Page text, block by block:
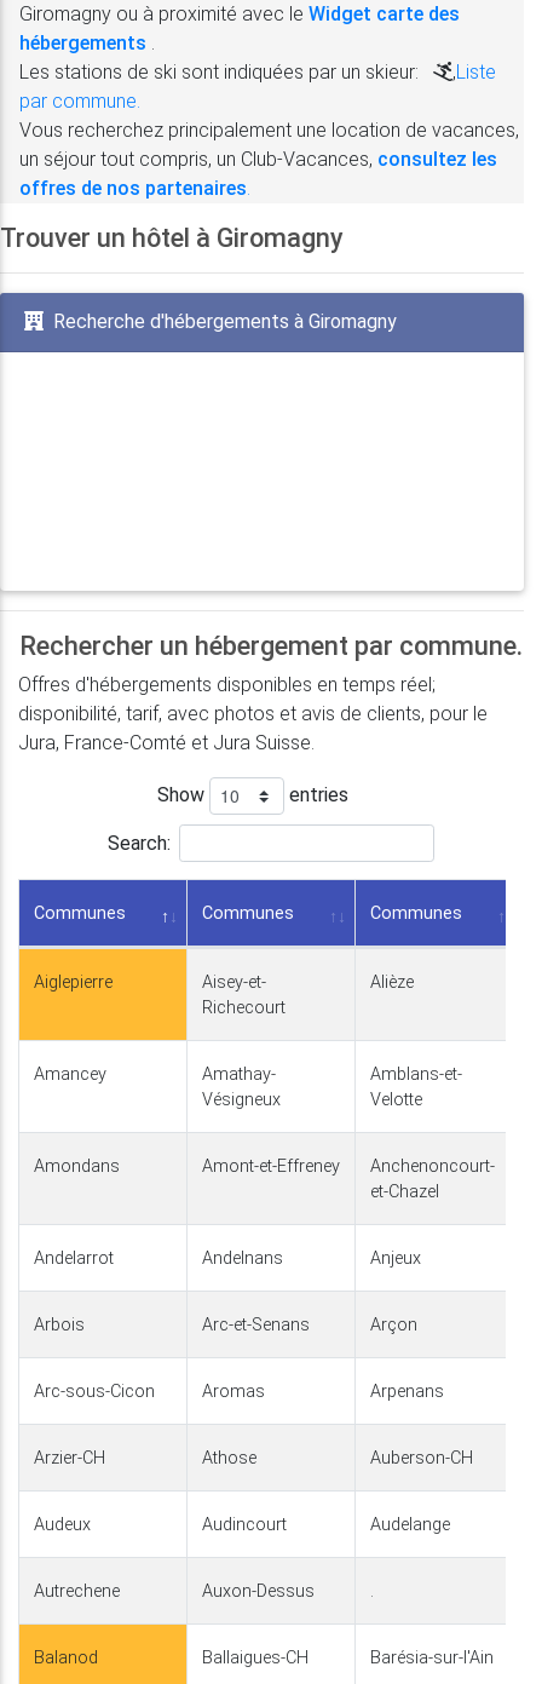
Giromagny ou à proximité avec le Widget carte des
hébergements
Les stations de ski sont indiquées par un skieur:
,Liste
par commune.
Vous recherchez principalement une location de vacances,
un séjour tout compris, un Club-Vacances, consultez les
offres de nos partenaires
Trouver un hôtel à Giromagny
Recherche d'hébergements à Giromagny
Rechercher un hébergement par commune.
Offres d'hébergements disponibles en temps réel;
disponibilité, tarif, avec photos et avis de clients, pour le
Jura, France-Comté et Jura Suisse.
Show entries
Search:
Communes Communes Communes
Aiglepierre
Aisey-et-
Richecourt
Alièze
Amancey
Amathay-
Vésigneux
Amblans-et-
Velotte
Amondans Amont-et-Effreney
Anchenoncourt-
et-Chazel
Andelarrot Andelnans Anjeux
Arbois Arc-et-Senans Arçon
Arc-sous-Cicon Aromas Arpenans
Arzier-CH Athose Auberson-CH
Audeux Audincourt Audelange
Autrechene Auxon-Dessus .
Balanod Ballaigues-CH Barésia-sur-l'Ain